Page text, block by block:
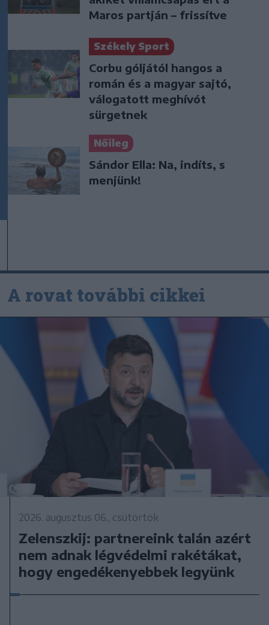
Maros partján – frissítve
Székely Sport
Corbu góljától hangos a
román és a magyar sajtó,
válogatott meghívót
sürgetnek
Nőileg
Sándor Ella: Na, indíts, s
menjünk!
A rovat további cikkei
2026. augusztus 06., csütörtök
Zelenszkij: partnereink talán azért
nem adnak légvédelmi rakétákat,
hogy engedékenyebbek legyünk